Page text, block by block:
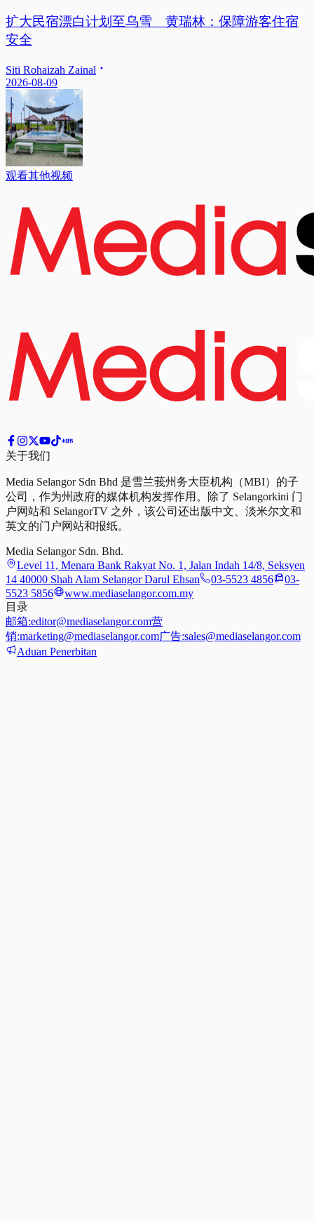
扩大民宿漂白计划至乌雪 黄瑞林：保障游客住宿
安全
Siti Rohaizah Zainal
2026-08-09
观看其他视频
关于我们
Media Selangor Sdn Bhd 是雪兰莪州务大臣机构（MBI）的子
公司，作为州政府的媒体机构发挥作用。除了 Selangorkini 门
户网站和 SelangorTV 之外，该公司还出版中文、淡米尔文和
英文的门户网站和报纸。
Media Selangor Sdn. Bhd.
Level 11, Menara Bank Rakyat No. 1, Jalan Indah 14/8, Seksyen
14 40000 Shah Alam Selangor Darul Ehsan
03-5523 4856
03-
5523 5856
www.mediaselangor.com.my
目录
邮箱:editor@mediaselangor.com营
销:marketing@mediaselangor.com广告:sales@mediaselangor.com
Aduan Penerbitan